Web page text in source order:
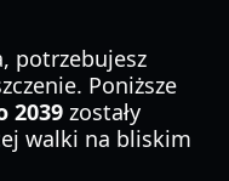
potrzebujesz
Poniższe
2039 zostały
walki na bliskim